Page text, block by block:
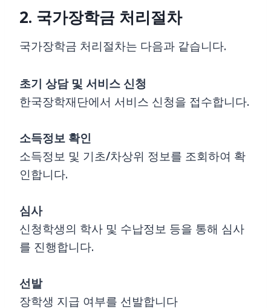
2. 국가장학금 처리절차
국가장학금 처리절차는 다음과 같습니다.
초기 상담 및 서비스 신청
한국장학재단에서 서비스 신청을 접수합니다.
소득정보 확인
소득정보 및 기초/차상위 정보를 조회하여 확
인합니다.
심사
신청학생의 학사 및 수납정보 등을 통해 심사
를 진행합니다.
선발
장학생 지급 여부를 선발합니다